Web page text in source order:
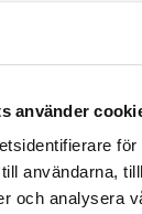
använder
användarna,
och analysera